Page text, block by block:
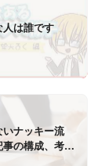
人は誰です
ナッキー流
事の構成、考え